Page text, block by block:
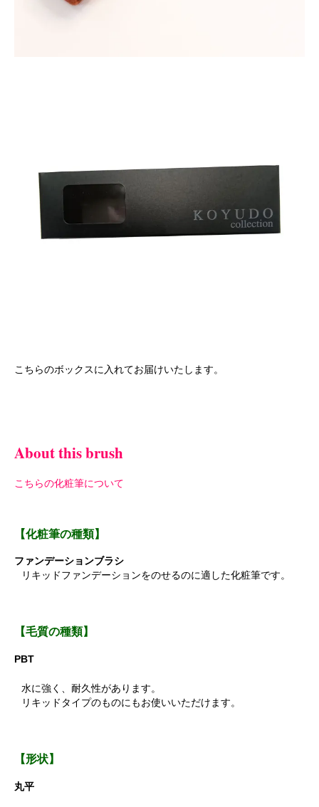
こちらのボックスに入れてお届けいたします。
About this brush
こちらの化粧筆について
【化粧筆の種類】
ファンデーションブラシ
リキッドファンデーションをのせるのに適した化粧筆です。
【毛質の種類】
PBT
水に強く、耐久性があります。
リキッドタイプのものにもお使いいただけます。
【形状】
丸平